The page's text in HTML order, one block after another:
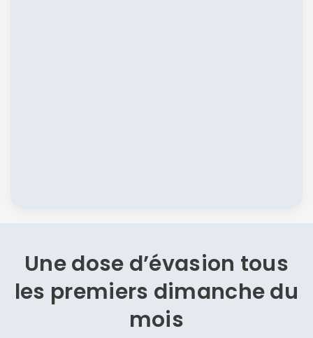
Une dose d’évasion tous
les premiers dimanche du
mois